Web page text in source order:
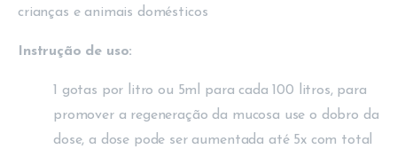
crianças e animais domésticos
Instrução de uso:
1 gotas por litro ou 5ml para cada 100 litros, para
promover a regeneração da mucosa use o dobro da
dose, a dose pode ser aumentada até 5x com total